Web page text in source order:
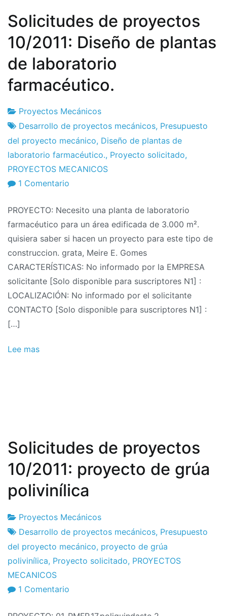
Solicitudes de proyectos
10/2011: Diseño de plantas
de laboratorio
farmacéutico.
Fábrica
de
proyectos
26
de
October
de
2011
Proyectos Mecánicos
Desarrollo de proyectos mecánicos, Presupuesto
del proyecto mecánico, Diseño de plantas de
laboratorio farmacéutico., Proyecto solicitado,
PROYECTOS MECANICOS
1 Comentario
de
proyectos
10/2011:
Diseño
de
plantas
de
laboratorio
PROYECTO: Necesito una planta de laboratorio
farmacéutico para un área edificada de 3.000 m².
quisiera saber si hacen un proyecto para este tipo de
construccion. grata, Meire E. Gomes
CARACTERÍSTICAS: No informado por la EMPRESA
solicitante [Solo disponible para suscriptores N1] :
LOCALIZACIÓN: No informado por el solicitante
CONTACTO [Solo disponible para suscriptores N1] :
[…]
Lee mas
Solicitudes de proyectos
10/2011: proyecto de grúa
polivinílica
Fábrica
de
proyectos
26
de
October
de
2011
Proyectos Mecánicos
Desarrollo de proyectos mecánicos, Presupuesto
del proyecto mecánico, proyecto de grúa
polivinílica, Proyecto solicitado, PROYECTOS
MECANICOS
1 Comentario